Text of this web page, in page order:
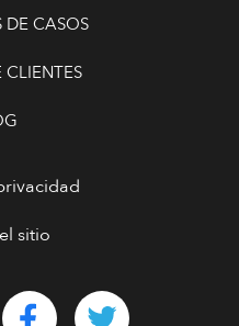
DE CASOS
CLIENTES
sitio